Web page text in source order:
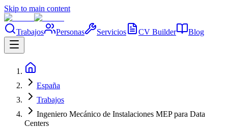
Skip to main content
Trabajos Personas Servicios CV Builder Blog
España
Trabajos
Ingeniero Mecánico de Instalaciones MEP para Data
Centers